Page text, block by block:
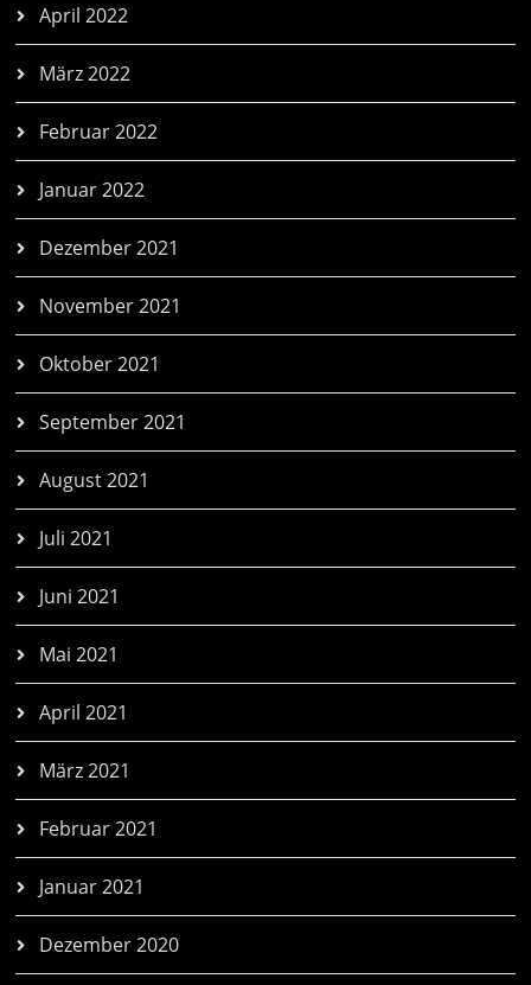
April 2022
März 2022
Februar 2022
Januar 2022
Dezember 2021
November 2021
Oktober 2021
September 2021
August 2021
Juli 2021
Juni 2021
Mai 2021
April 2021
März 2021
Februar 2021
Januar 2021
Dezember 2020